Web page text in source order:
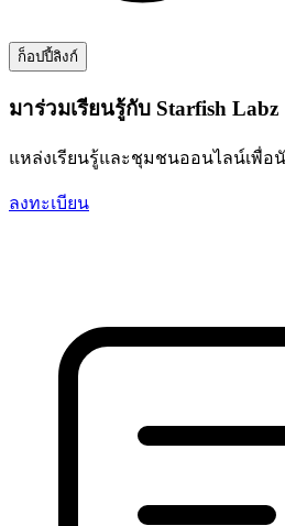
ก็อปปี้ลิงก์
มาร่วมเรียนรู้กับ Starfish Labz
แหล่งเรียนรู้และชุมชนออนไลน์เพื่อ
ลงทะเบียน